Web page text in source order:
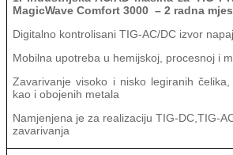
MagicWave Comfort 3000 – 2 radna
Digitalno kontrolisani TIG-AC/DC izvor
Mobilna upotreba u hemijskoj, procesnoj i
Zavarivanje visoko i nisko legiranih
kao i obojenih metala
Namjenjena je za realizaciju TIG-DC,TIG-
zavarivanja